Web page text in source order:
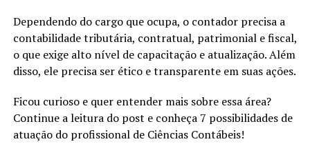
Dependendo do cargo que ocupa, o contador precisa a
contabilidade tributária, contratual, patrimonial e fiscal,
o que exige alto nível de capacitação e atualização. Além
disso, ele precisa ser ético e transparente em suas ações.
Ficou curioso e quer entender mais sobre essa área?
Continue a leitura do post e conheça 7 possibilidades de
atuação do profissional de Ciências Contábeis!